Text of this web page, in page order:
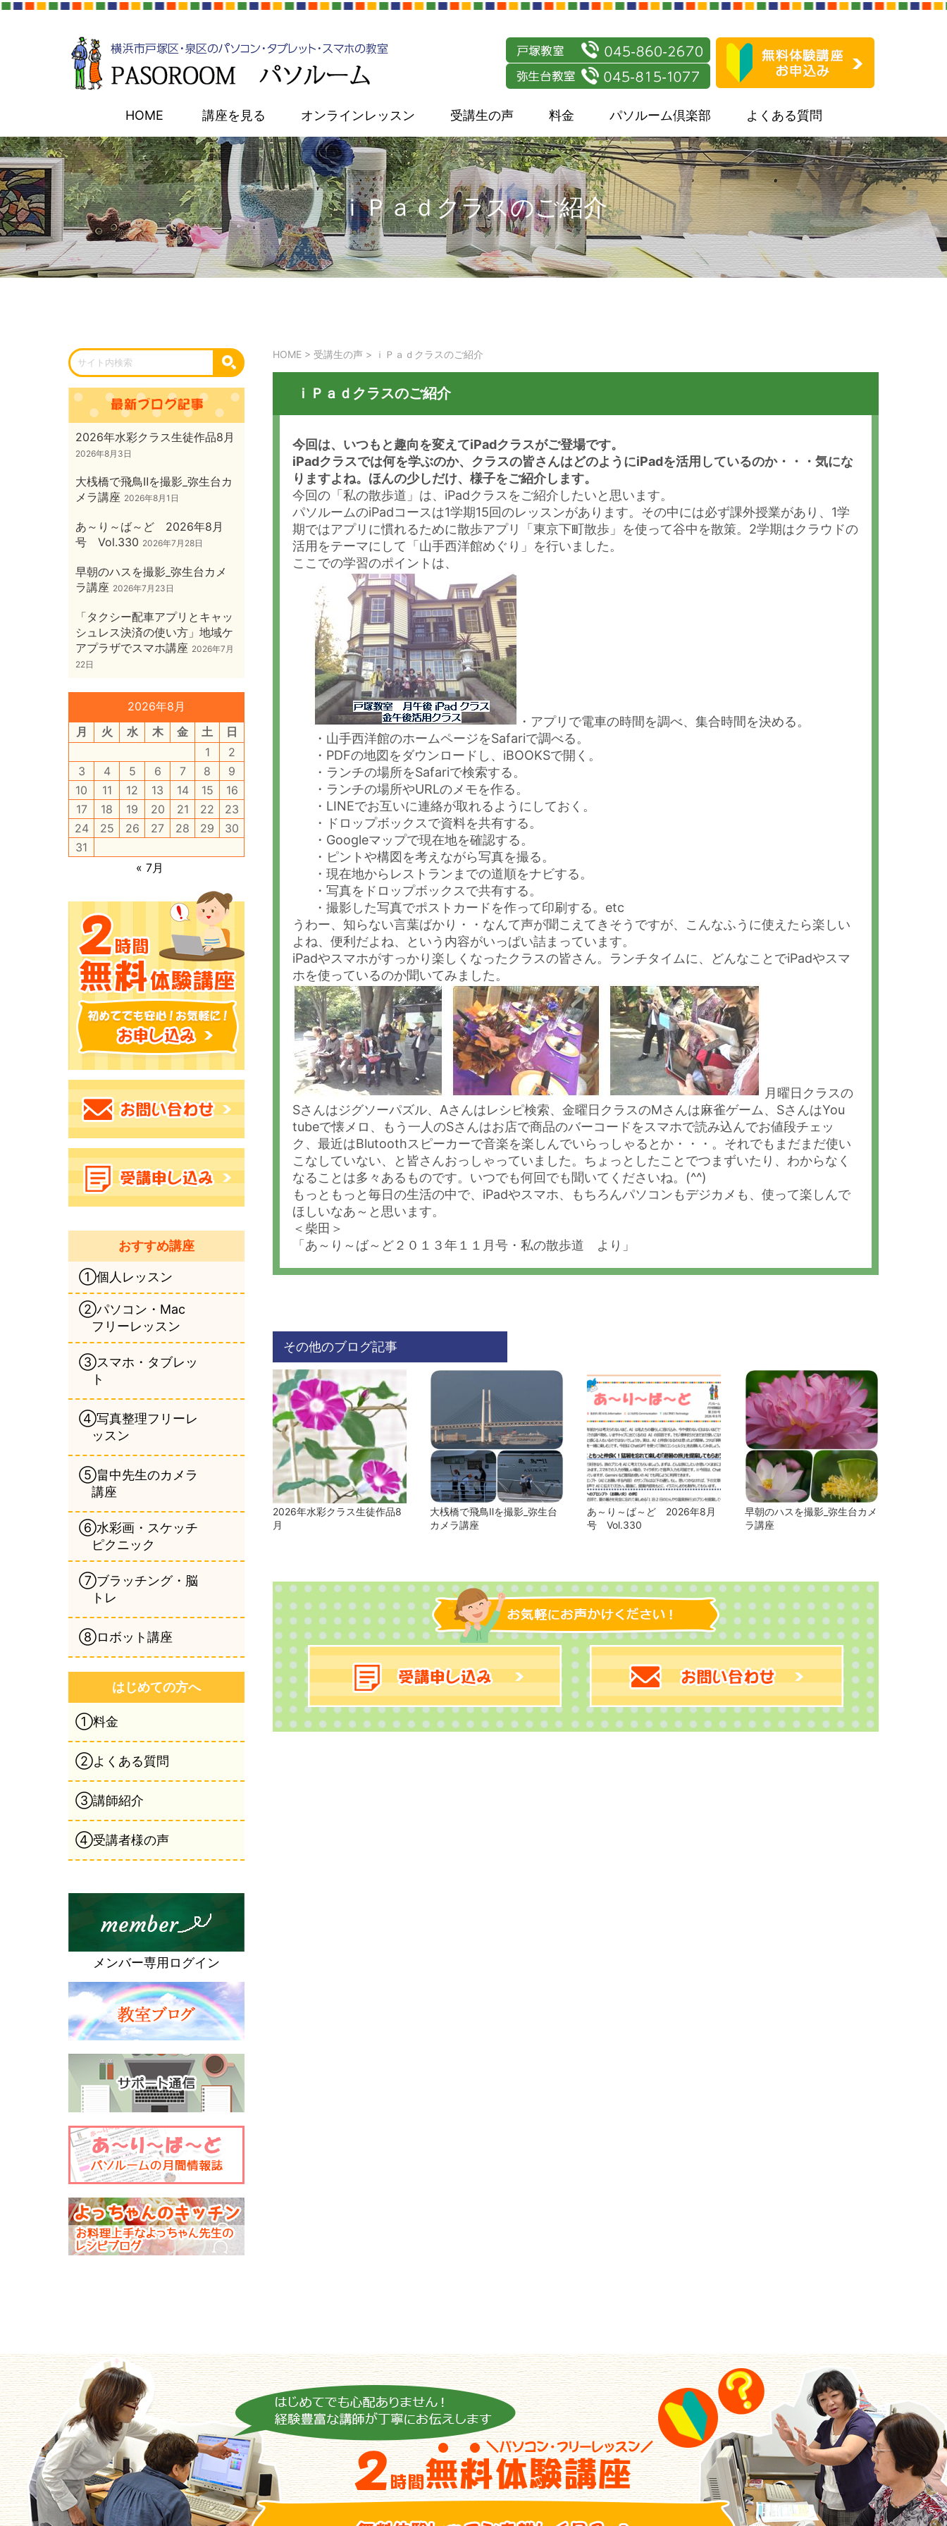
HOME 講座を見る オンラインレッスン 受講生の声 料金 パソルーム倶楽部 よくある質問
ｉＰａｄクラスのご紹介
HOME > 受講生の声 > ｉＰａｄクラスのご紹介
ｉＰａｄクラスのご紹介
今回は、いつもと趣向を変えてiPadクラスがご登場です。
iPadクラスでは何を学ぶのか、クラスの皆さんはどのようにiPadを活用しているのか・・・気にな
りますよね。ほんの少しだけ、様子をご紹介します。
今回の「私の散歩道」は、iPadクラスをご紹介したいと思います。
パソルームのiPadコースは1学期15回のレッスンがあります。その中には必ず課外授業があり、1学
期ではアプリに慣れるために散歩アプリ「東京下町散歩」を使って谷中を散策。2学期はクラウドの
活用をテーマにして「山手西洋館めぐり」を行いました。
ここでの学習のポイントは、
・アプリで電車の時間を調べ、集合時間を決める。
・山手西洋館のホームページをSafariで調べる。
・PDFの地図をダウンロードし、iBOOKSで開く。
・ランチの場所をSafariで検索する。
・ランチの場所やURLのメモを作る。
・LINEでお互いに連絡が取れるようにしておく。
・ドロップボックスで資料を共有する。
・Googleマップで現在地を確認する。
・ピントや構図を考えながら写真を撮る。
・現在地からレストランまでの道順をナビする。
・写真をドロップボックスで共有する。
・撮影した写真でポストカードを作って印刷する。etc
うわー、知らない言葉ばかり・・なんて声が聞こえてきそうですが、こんなふうに使えたら楽しい
よね、便利だよね、という内容がいっぱい詰まっています。
iPadやスマホがすっかり楽しくなったクラスの皆さん。ランチタイムに、どんなことでiPadやスマ
ホを使っているのか聞いてみました。
月曜日クラスの
Sさんはジグソーパズル、Aさんはレシピ検索、金曜日クラスのMさんは麻雀ゲーム、SさんはYou
tubeで懐メロ、もう一人のSさんはお店で商品のバーコードをスマホで読み込んでお値段チェッ
ク、最近はBlutoothスピーカーで音楽を楽しんでいらっしゃるとか・・・。それでもまだまだ使い
こなしていない、と皆さんおっしゃっていました。ちょっとしたことでつまずいたり、わからなく
なることは多々あるものです。いつでも何回でも聞いてくださいね。(^^)
もっともっと毎日の生活の中で、iPadやスマホ、もちろんパソコンもデジカメも、使って楽しんで
ほしいなあ～と思います。
＜柴田＞
「あ～り～ば～ど２０１３年１１月号・私の散歩道 より」
その他のブログ記事
2026年水彩クラス生徒作品8
月
大桟橋で飛鳥Ⅱを撮影_弥生台
カメラ講座
あ～り～ば～ど 2026年8月
号 Vol.330
早朝のハスを撮影_弥生台カメ
ラ講座
2026年水彩クラス生徒作品8月
2026年8月3日
大桟橋で飛鳥Ⅱを撮影_弥生台カ
メラ講座 2026年8月1日
あ～り～ば～ど 2026年8月
号 Vol.330 2026年7月28日
早朝のハスを撮影_弥生台カメ
ラ講座 2026年7月23日
「タクシー配車アプリとキャッ
シュレス決済の使い方」地域ケ
アプラザでスマホ講座 2026年7月
22日
2026年8月
月
火 水 木 金 土
日
1
2
3
4 5 6 7 8
9
10
11 12 13 14 15
16
17
18 19 20 21 22
23
24
25 26 27 28 29
30
31
« 7月
おすすめ講座
①個人レッスン
②パソコン・Mac
フリーレッスン
③スマホ・タブレッ
ト
④写真整理フリーレ
ッスン
⑤畠中先生のカメラ
講座
⑥水彩画・スケッチ
ピクニック
⑦ブラッチング・脳
トレ
⑧ロボット講座
はじめての方へ
①料金
②よくある質問
③講師紹介
④受講者様の声
メンバー専用ログイン